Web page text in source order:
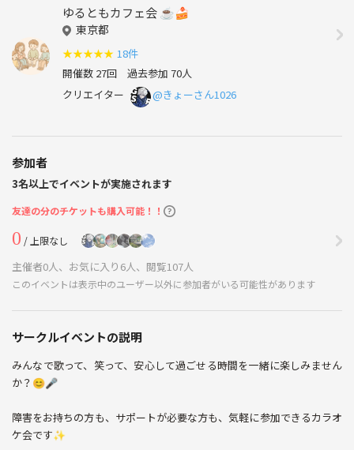
ゆるともカフェ会 ☕🍰
東京都
★★★★★ 18件
開催数 27回 過去参加 70人
クリエイター
@きょーさん1026
参加者
3名以上でイベントが実施されます
友達の分のチケットも購入可能！！
0 / 上限なし
主催者0人、お気に入り6人、閲覧107人
このイベントは表示中のユーザー以外に参加者がいる可能性があります
サークルイベントの説明
みんなで歌って、笑って、安心して過ごせる時間を一緒に楽しみません
か？😊🎤
障害をお持ちの方も、サポートが必要な方も、気軽に参加できるカラオ
ケ会です✨